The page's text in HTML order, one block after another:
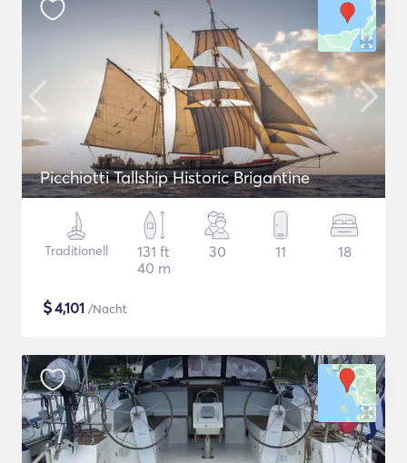
Picchiotti Tallship Historic Brigantine
Traditionell
131 ft
40 m
30 11 18
$4,101 /Nacht